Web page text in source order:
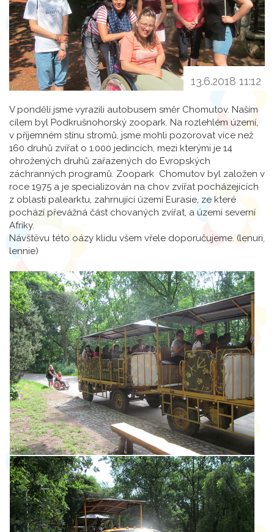
13.6.2018 11:12
V pondělí jsme vyrazili autobusem směr Chomutov. Naším
cílem byl Podkrušnohorský zoopark. Na rozlehlém území,
v příjemném stínu stromů, jsme mohli pozorovat více než
160 druhů zvířat o 1.000 jedincích, mezi kterými je 14
ohrožených druhů zařazených do Evropských
záchranných programů. Zoopark Chomutov byl založen v
roce 1975 a je specializován na chov zvířat pocházejících
z oblasti palearktu, zahrnující území Eurasie, ze které
pochází převážná část chovaných zvířat, a území severní
Afriky.
Návštěvu této oázy klidu všem vřele doporučujeme. (lenuri,
lennie)